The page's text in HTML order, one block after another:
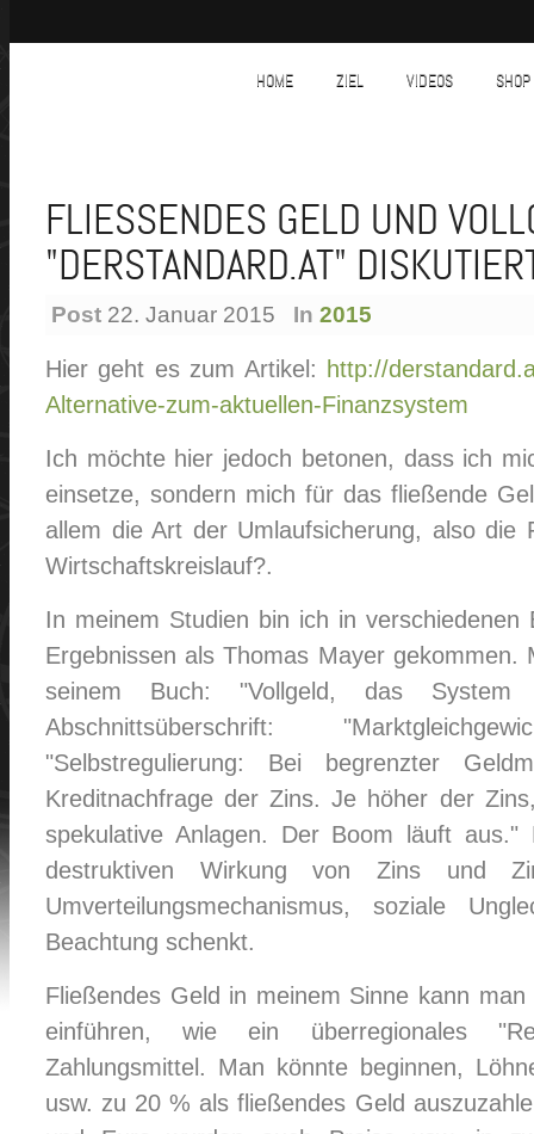
HOME ZIEL VIDEOS SHOP
FLIESSENDES GELD UND
DERSTANDARD.AT"
Post 22. Januar 2015 In 2015
Hier geht es zum Artikel: http://
Alternative-zum-aktuellen-Finanzsystem
Ich möchte hier jedoch betonen, dass ich
einsetze, sondern mich für das fließende
allem die Art der Umlaufsicherung, also die
Wirtschaftskreislauf?.
In meinem Studien bin ich in verschiedenen
Ergebnissen als Thomas Mayer gekommen.
seinem Buch: "Vollgeld, das
Abschnittsüberschrift:
"Selbstregulierung: Bei begrenzter
Kreditnachfrage der Zins. Je höher der
spekulative Anlagen. Der Boom läuft
destruktiven Wirkung von Zins und
Umverteilungsmechanismus, soziale
Beachtung schenkt.
Fließendes Geld in meinem Sinne kann
einführen, wie ein überregionales
Zahlungsmittel. Man könnte beginnen,
usw. zu 20 % als fließendes Geld